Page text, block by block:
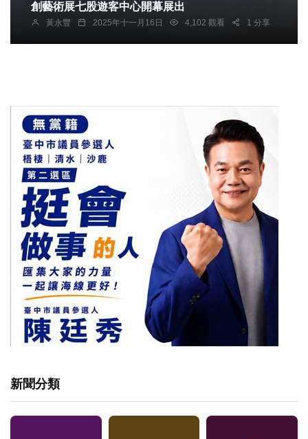
創藝術展七股遊客中心開幕展出
黃永豐 2025年十一月16日 4,102 觀看 1 分享
新聞分類